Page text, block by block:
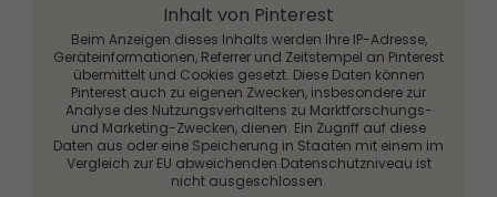
Inhalt von Pinterest
Beim Anzeigen dieses Inhalts werden Ihre IP-Adresse,
Geräteinformationen, Referrer und Zeitstempel an Pinterest
übermittelt und Cookies gesetzt. Diese Daten können
Pinterest auch zu eigenen Zwecken, insbesondere zur
Analyse des Nutzungsverhaltens zu Marktforschungs-
und Marketing-Zwecken, dienen. Ein Zugriff auf diese
Daten aus oder eine Speicherung in Staaten mit einem im
Vergleich zur EU abweichenden Datenschutzniveau ist
nicht ausgeschlossen.